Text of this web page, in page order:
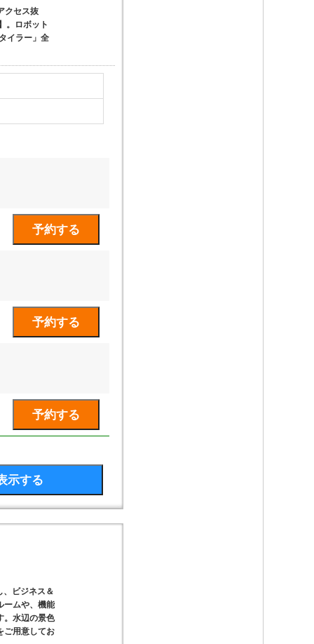
クセス抜
。ロボット
イラー」全
、ビジネス＆
ームや、機能
。水辺の景色
ご用意してお